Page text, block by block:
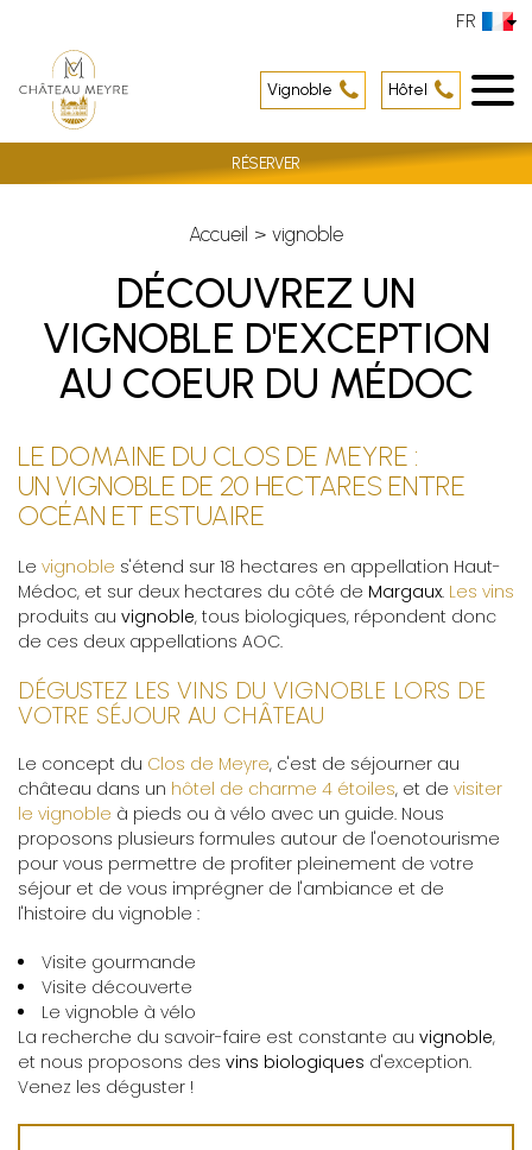
Hôtel
Vignoble
RÉSERVER
FR
Accueil vignoble
DÉCOUVREZ UN
VIGNOBLE D'EXCEPTION
AU COEUR DU MÉDOC
LE DOMAINE DU CLOS DE MEYRE :
UN VIGNOBLE DE 20 HECTARES ENTRE
OCÉAN ET ESTUAIRE
Le vignoble s'étend sur 18 hectares en appellation Haut-
Médoc, et sur deux hectares du côté de Margaux. Les vins
produits au vignoble, tous biologiques, répondent donc
de ces deux appellations AOC.
DÉGUSTEZ LES VINS DU VIGNOBLE LORS DE
VOTRE SÉJOUR AU CHÂTEAU
Le concept du Clos de Meyre, c'est de séjourner au
château dans un hôtel de charme 4 étoiles, et de visiter
le vignoble à pieds ou à vélo avec un guide. Nous
proposons plusieurs formules autour de l'oenotourisme
pour vous permettre de profiter pleinement de votre
séjour et de vous imprégner de l'ambiance et de
l'histoire du vignoble :
Visite gourmande
Visite découverte
Le vignoble à vélo
La recherche du savoir-faire est constante au vignoble,
et nous proposons des vins biologiques d'exception.
Venez les déguster !